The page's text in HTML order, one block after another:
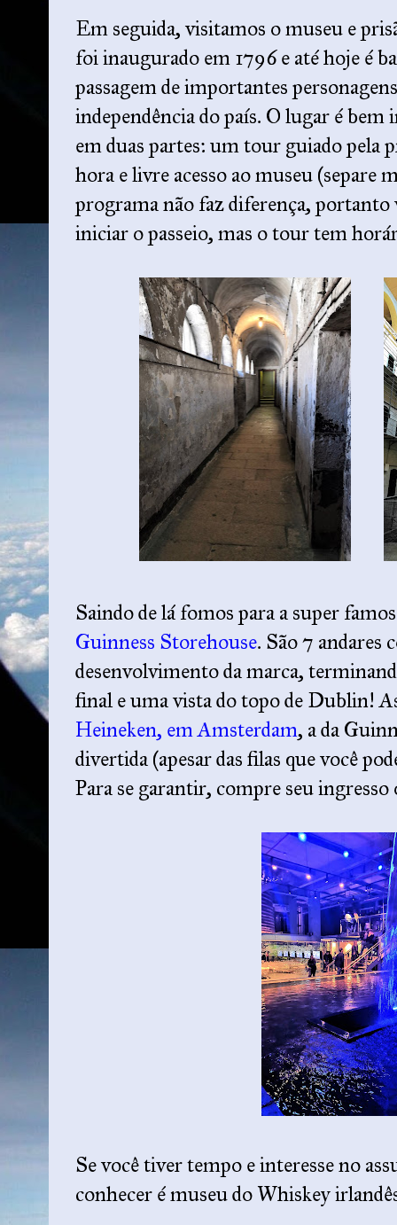
Em seguida, visitamos o museu e
foi inaugurado em 1796 e até hoje é
passagem de importantes
independência do país. O lugar é bem
em duas partes: um tour guiado pela
hora e livre acesso ao museu (separe
programa não faz diferença, portanto
iniciar o passeio, mas o tour tem
Saindo de lá fomos para a super
Guinness Storehouse. São 7 andares
desenvolvimento da marca,
final e uma vista do topo de Dublin!
Heineken, em Amsterdam, a da
divertida (apesar das filas que você
Para se garantir, compre seu
Se você tiver tempo e interesse no
conhecer é museu do Whiskey